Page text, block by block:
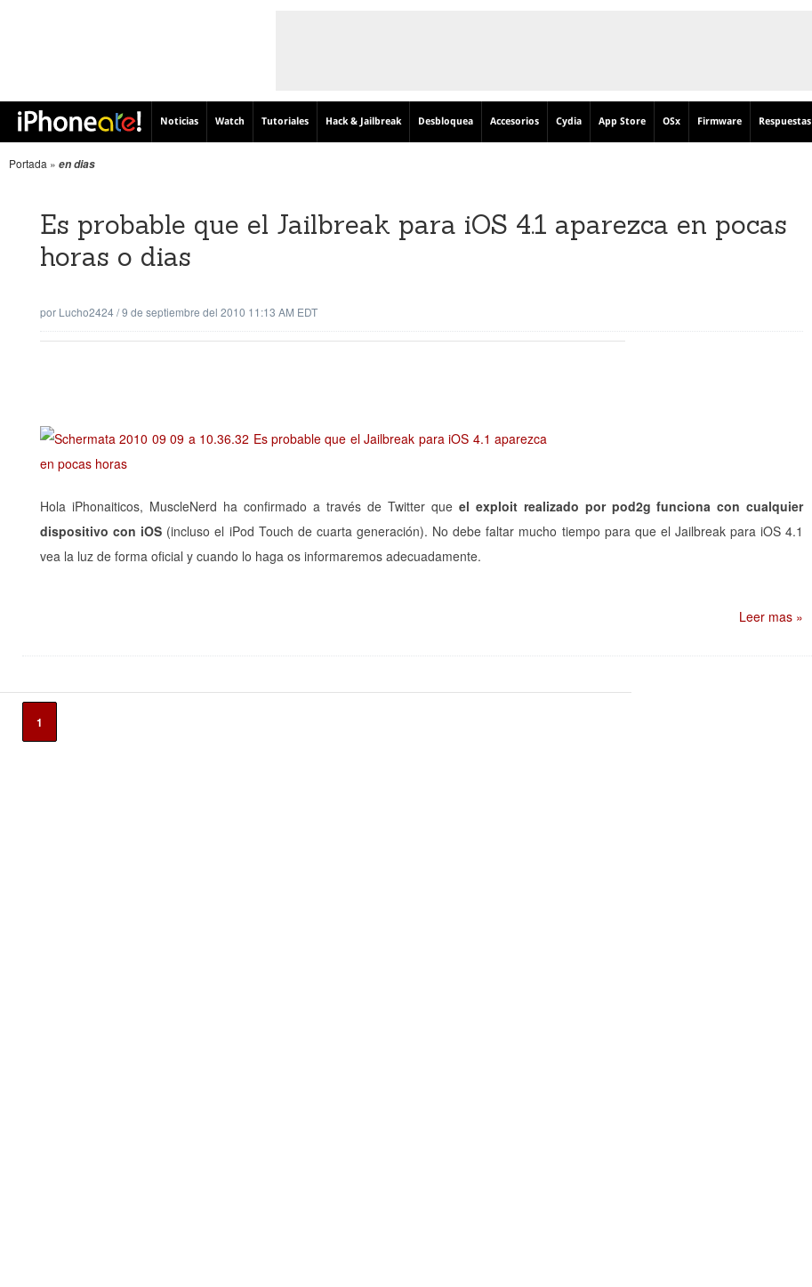
Noticias Watch Tutoriales Hack & Jailbreak Desbloquea Accesorios Cydia App Store OSx Firmware Respuestas
Portada » en dias
Es probable que el Jailbreak para iOS 4.1 aparezca en pocas
horas o dias
por Lucho2424/9 de septiembre del 2010 11:13 AM EDT
Hola iPhonaiticos, MuscleNerd ha confirmado a través de Twitter que el exploit realizado por pod2g funciona con cualquier
dispositivo con iOS (incluso el iPod Touch de cuarta generación). No debe faltar mucho tiempo para que el Jailbreak para iOS 4.1
vea la luz de forma oficial y cuando lo haga os informaremos adecuadamente.
Leer mas »
1